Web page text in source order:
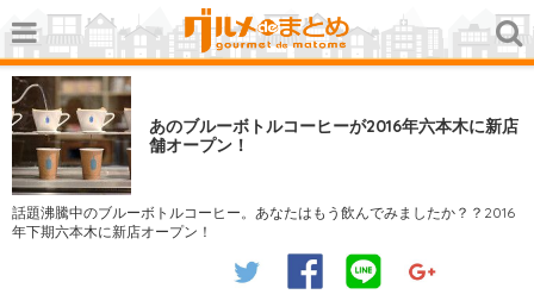
あのブルーボトルコーヒーが2016年六本木に新店
舗オープン！
話題沸騰中のブルーボトルコーヒー。あなたはもう飲んでみましたか？？2016
年下期六本木に新店オープン！